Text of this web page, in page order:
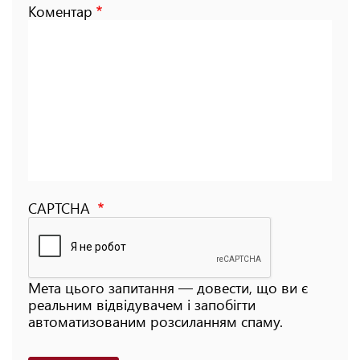
Коментар
CAPTCHA
Мета цього запитання — довести, що ви є
реальним відвідувачем і запобігти
автоматизованим розсиланням спаму.